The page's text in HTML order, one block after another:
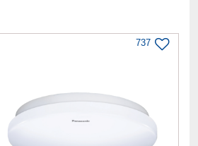
737